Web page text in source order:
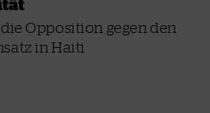
Opposition gegen den
in Haiti